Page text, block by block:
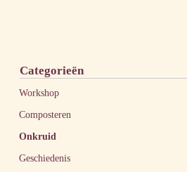
Categorieën
Workshop
Composteren
Onkruid
Geschiedenis